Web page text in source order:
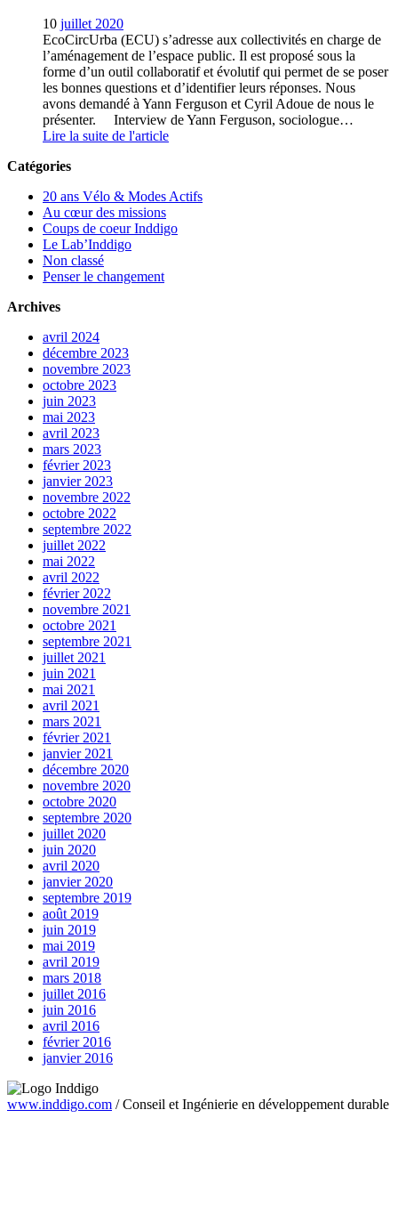
10 juillet 2020
EcoCircUrba (ECU) s’adresse aux collectivités en charge de
l’aménagement de l’espace public. Il est proposé sous la
forme d’un outil collaboratif et évolutif qui permet de se poser
les bonnes questions et d’identifier leurs réponses. Nous
avons demandé à Yann Ferguson et Cyril Adoue de nous le
présenter. Interview de Yann Ferguson, sociologue…
Lire la suite de l'article
Catégories
20 ans Vélo & Modes Actifs
Au cœur des missions
Coups de coeur Inddigo
Le Lab’Inddigo
Non classé
Penser le changement
Archives
avril 2024
décembre 2023
novembre 2023
octobre 2023
juin 2023
mai 2023
avril 2023
mars 2023
février 2023
janvier 2023
novembre 2022
octobre 2022
septembre 2022
juillet 2022
mai 2022
avril 2022
février 2022
novembre 2021
octobre 2021
septembre 2021
juillet 2021
juin 2021
mai 2021
avril 2021
mars 2021
février 2021
janvier 2021
décembre 2020
novembre 2020
octobre 2020
septembre 2020
juillet 2020
juin 2020
avril 2020
janvier 2020
septembre 2019
août 2019
juin 2019
mai 2019
avril 2019
mars 2018
juillet 2016
juin 2016
avril 2016
février 2016
janvier 2016
www.inddigo.com /Conseil et Ingénierie en développement durable